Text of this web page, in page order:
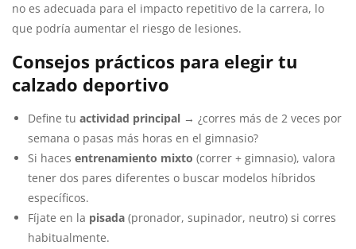
no es adecuada para el impacto repetitivo de la carrera, lo
que podría aumentar el riesgo de lesiones.
Consejos prácticos para elegir tu
calzado deportivo
Define tu actividad principal → ¿corres más de 2 veces por
semana o pasas más horas en el gimnasio?
Si haces entrenamiento mixto (correr + gimnasio), valora
tener dos pares diferentes o buscar modelos híbridos
específicos.
Fíjate en la pisada (pronador, supinador, neutro) si corres
habitualmente.